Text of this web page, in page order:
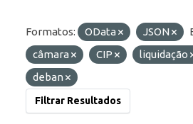
Formatos: OData JSON
câmara
CIP liquidação
deban
Filtrar Resultados